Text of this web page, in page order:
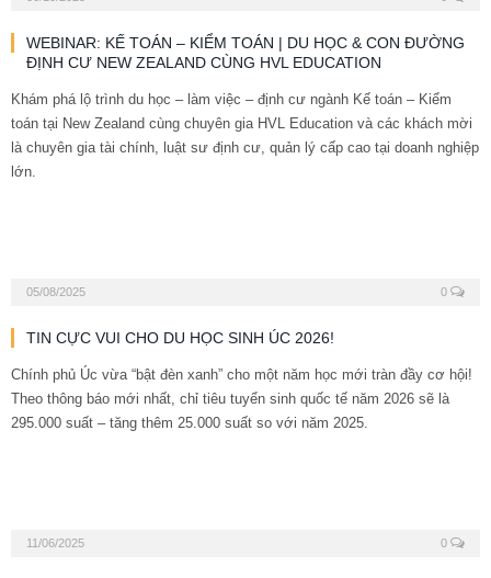
WEBINAR: KẾ TOÁN – KIỂM TOÁN | DU HỌC & CON ĐƯỜNG
ĐỊNH CƯ NEW ZEALAND CÙNG HVL EDUCATION
Khám phá lộ trình du học – làm việc – định cư ngành Kế toán – Kiểm
toán tại New Zealand cùng chuyên gia HVL Education và các khách mời
là chuyên gia tài chính, luật sư định cư, quản lý cấp cao tại doanh nghiệp
lớn.
05/08/2025 0
TIN CỰC VUI CHO DU HỌC SINH ÚC 2026!
Chính phủ Úc vừa “bật đèn xanh” cho một năm học mới tràn đầy cơ hội!
Theo thông báo mới nhất, chỉ tiêu tuyển sinh quốc tế năm 2026 sẽ là
295.000 suất – tăng thêm 25.000 suất so với năm 2025.
11/06/2025 0